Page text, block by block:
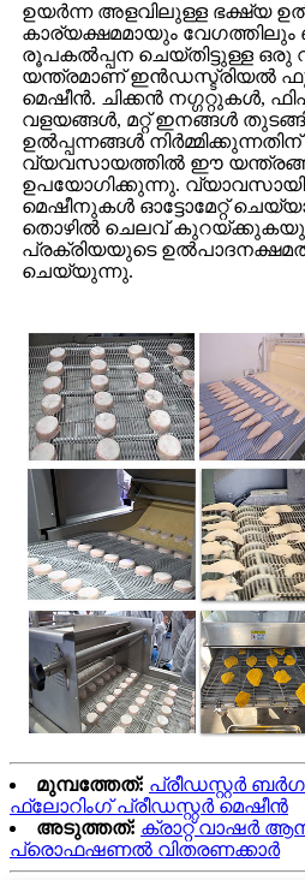
ഉയർന്ന അളവിലുള്ള ഭക്ഷ്യ
കാര്യക്ഷമമായും
രൂപകൽപ്പന ചെയ്തിട്ടുള്ള ഒരു
യന്ത്രമാണ് ഇൻഡസ്ട്രിയൽ
മെഷീൻ. ചിക്കൻ നഗ്ഗറ്റുകൾ,
വളയങ്ങൾ, മറ്റ് ഇനങ്ങൾ
ഉൽപ്പന്നങ്ങൾ
വ്യവസായത്തിൽ ഈ
ഉപയോഗിക്കുന്നു.
മെഷീനുകൾ ഓട്ടോമേറ്റ്
തൊഴിൽ ചെലവ് കുറയ്ക്കുകയും
പ്രക്രിയയുടെ ഉൽ‌പാദനക്ഷമത
ചെയ്യുന്നു.
മുമ്പത്തേത്: പ്രീഡസ്റ്റർ
ഫ്ലോറിംഗ് പ്രീഡസ്റ്റർ മെഷീൻ
അടുത്തത്: ക്രാറ്റ് വാഷർ
പ്രൊഫഷണൽ വിതരണക്കാർ